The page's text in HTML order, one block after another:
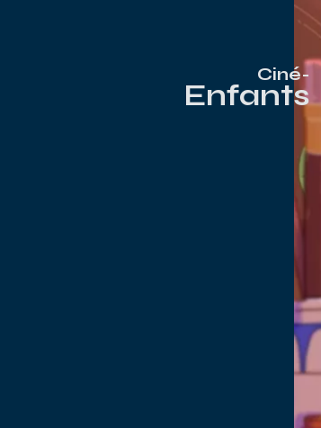
Ciné-
Enfants